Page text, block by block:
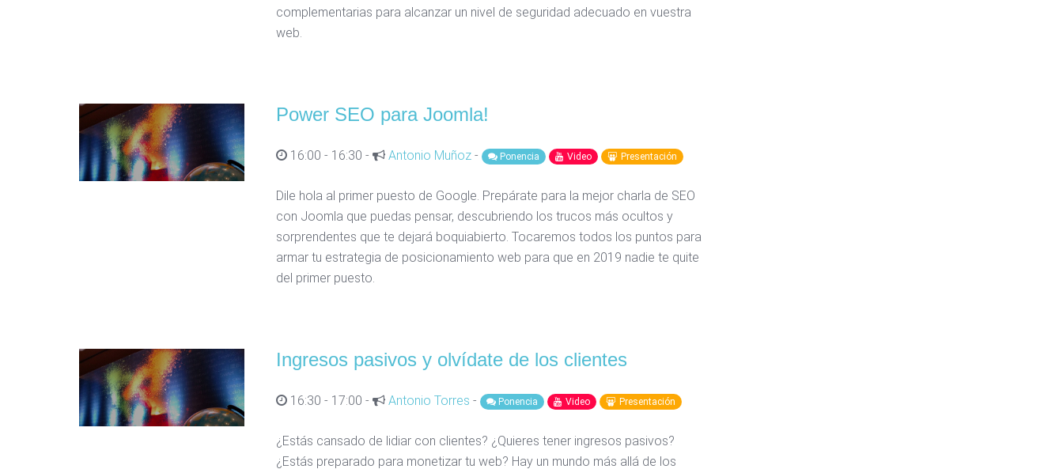
complementarias para alcanzar un nivel de seguridad adecuado en vuestra
web.
Power SEO para Joomla!
16:00 - 16:30 - Antonio Muñoz- Ponencia Video Presentación
Dile hola al primer puesto de Google. Prepárate para la mejor charla de SEO
con Joomla que puedas pensar, descubriendo los trucos más ocultos y
sorprendentes que te dejará boquiabierto. Tocaremos todos los puntos para
armar tu estrategia de posicionamiento web para que en 2019 nadie te quite
del primer puesto.
Ingresos pasivos y olvídate de los clientes
16:30 - 17:00 - Antonio Torres - Ponencia Video Presentación
¿Estás cansado de lidiar con clientes? ¿Quieres tener ingresos pasivos?
¿Estás preparado para monetizar tu web? Hay un mundo más allá de los